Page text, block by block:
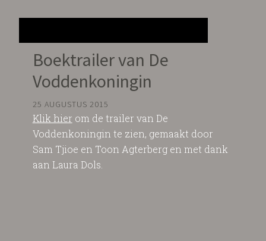
Boektrailer van De
Voddenkoningin
25 AUGUSTUS 2015
Klik hier om de trailer van De
Voddenkoningin te zien, gemaakt door
Sam Tjioe en Toon Agterberg en met dank
aan Laura Dols.